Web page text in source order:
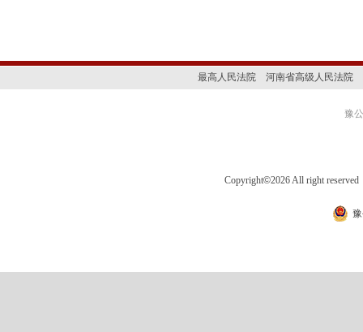
最高人民法院 河南省高级人民法院
豫
Copyright©2026 All right